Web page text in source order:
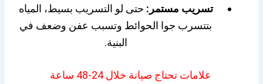
تسريب مستمر: حتى لو التسريب بسيط، المياه
بتتسرب جوا الحوائط وتسبب عفن وضعف في
البنية.
علامات تحتاج صيانة خلال 24-48 ساعة